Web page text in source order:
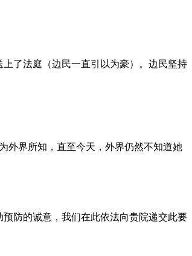
了法庭（边民一直引以为豪）。边民坚持
外界所知，直至今天，外界仍然不知道她
防的诚意，我们在此依法向贵院递交此要